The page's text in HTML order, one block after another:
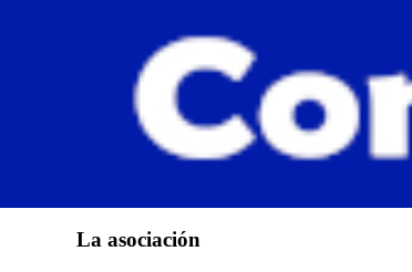
La asociación